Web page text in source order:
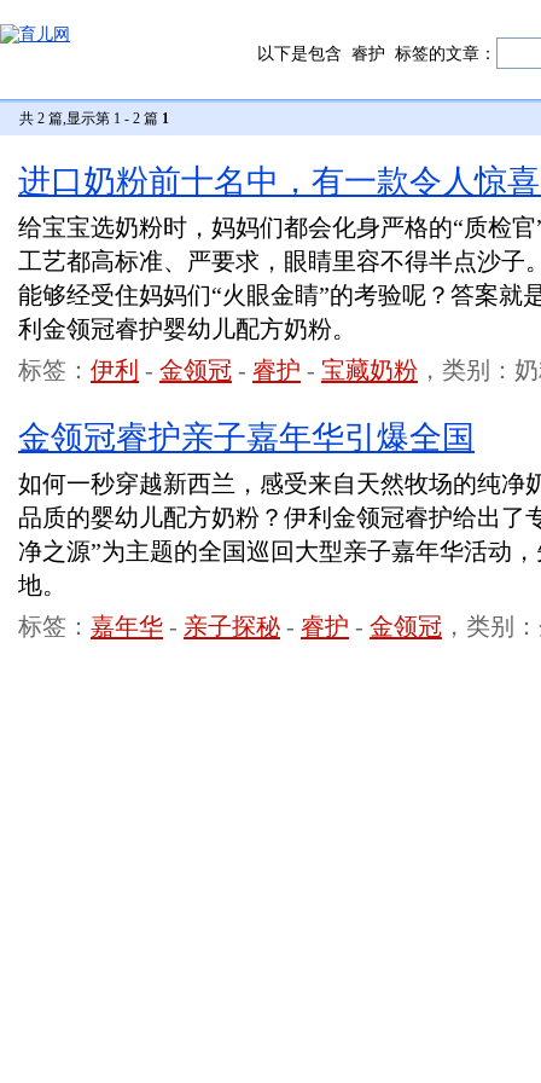
以下是包含 睿护 标签的文章：
共 2 篇,显示第 1 - 2 篇 1
进口奶粉前十名中，有一款令人惊
给宝宝选奶粉时，妈妈们都会化身严格的“质检
工艺都高标准、严要求，眼睛里容不得半点沙子
能够经受住妈妈们“火眼金睛”的考验呢？答案就
利金领冠睿护婴幼儿配方奶粉。
标签： 伊利 - 金领冠 - 睿护 - 宝藏奶粉 ，类别：
金领冠睿护亲子嘉年华引爆全国
如何一秒穿越新西兰，感受来自天然牧场的纯净
品质的婴幼儿配方奶粉？伊利金领冠睿护给出了
净之源”为主题的全国巡回大型亲子嘉年华活动
地。
标签： 嘉年华 - 亲子探秘 - 睿护 - 金领冠 ，类别